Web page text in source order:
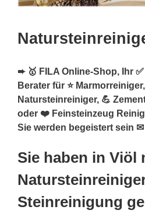
➨ 🥇 FILA Online-Shop, Ihr
Berater für ⭐
Natursteinreiniger, 💪
oder ❤️ Feinsteinzeug
Sie werden begeistert sein
Sie haben in Viöl
Steinreinigung